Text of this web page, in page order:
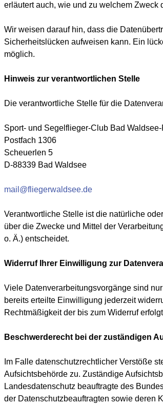
erläutert auch, wie und zu welchem Zweck
Wir weisen darauf hin, dass die
Sicherheitslücken aufweisen kann. Ein
möglich.
Hinweis zur verantwortlichen Stelle
Die verantwortliche Stelle für die
Sport- und Segelflieger-Club Bad Waldsee-
Postfach 1306
Scheuerlen 5
D-88339 Bad Waldsee
mail@fliegerwaldsee.de
Verantwortliche Stelle ist die natürliche
über die Zwecke und Mittel der
o. Ä.) entscheidet.
Widerruf Ihrer Einwilligung zur
Viele Datenverarbeitungsvorgänge sind
bereits erteilte Einwilligung jederzeit
Rechtmäßigkeit der bis zum Widerruf
Beschwerderecht bei der zuständigen
Im Falle datenschutzrechtlicher Verstöße
Aufsichtsbehörde zu. Zuständige
Landesdatenschutz beauftragte des
der Datenschutzbeauftragten sowie deren